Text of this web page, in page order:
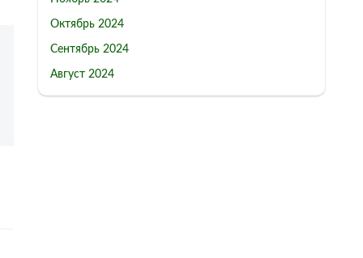
Октябрь 2024
Сентябрь 2024
Август 2024